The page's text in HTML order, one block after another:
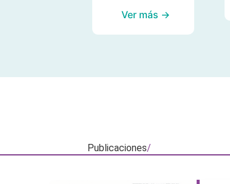
Ver más →
Publicaciones/